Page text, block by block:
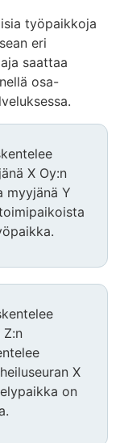
työpaikkoja
eri
saattaa
osa-
X Oy:n
myyjänä Y
X
on